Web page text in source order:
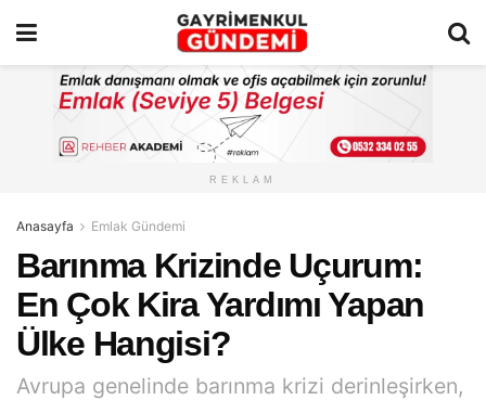
REKLAM
Anasayfa Emlak Gündemi
Barınma Krizinde Uçurum:
En Çok Kira Yardımı Yapan
Ülke Hangisi?
Avrupa genelinde barınma krizi derinleşirken,